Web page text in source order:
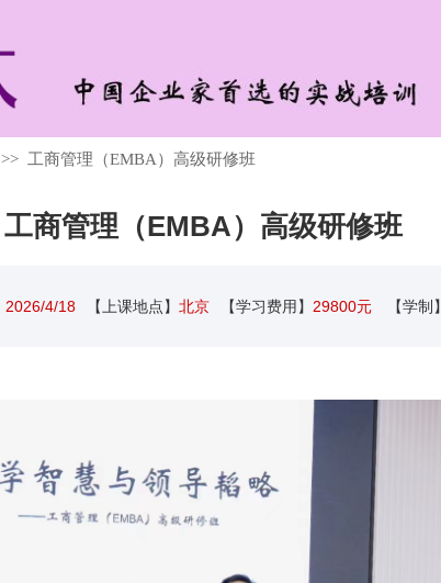
>> 工商管理（EMBA）高级研修班
工商管理（EMBA）高级研修班
2026/4/18 【上课地点】 北京 【学习费用】 29800元 【学制】